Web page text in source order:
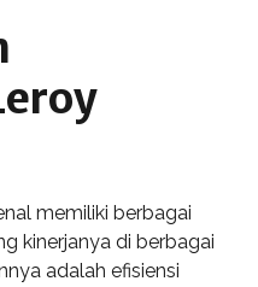
memiliki berbagai
kinerjanya di berbagai
adalah efisiensi